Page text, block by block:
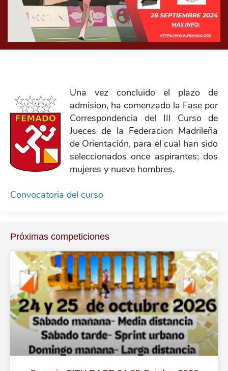
Una vez concluido el plazo de
admision, ha comenzado la Fase por
Correspondencia del III Curso de
Jueces de la Federacion Madrileña
de Orientación, para el cual han sido
seleccionados once aspirantes; dos
mujeres y nueve hombres.
Convocatoria del curso
Próximas competiciones